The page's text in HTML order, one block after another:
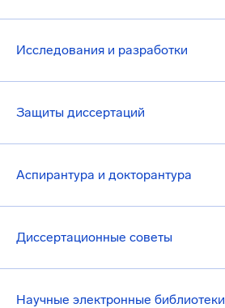
Исследования и разработки
Защиты диссертаций
Аспирантура и докторантура
Диссертационные советы
Научные электронные библиотеки